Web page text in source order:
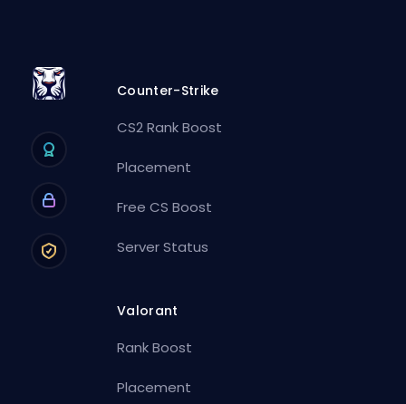
Counter-Strike
CS2 Rank Boost
Placement
Free CS Boost
Server Status
Valorant
Rank Boost
Placement